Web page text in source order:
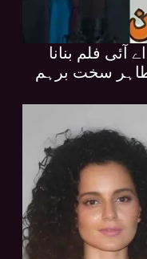
آئی فلم بنانا
طاہر سخت برہم